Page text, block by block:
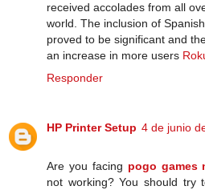
received accolades from all
world. The inclusion of
proved to be significant and
an increase in more users
Responder
HP Printer Setup 4 de junio
Are you facing pogo games
not working? You should try